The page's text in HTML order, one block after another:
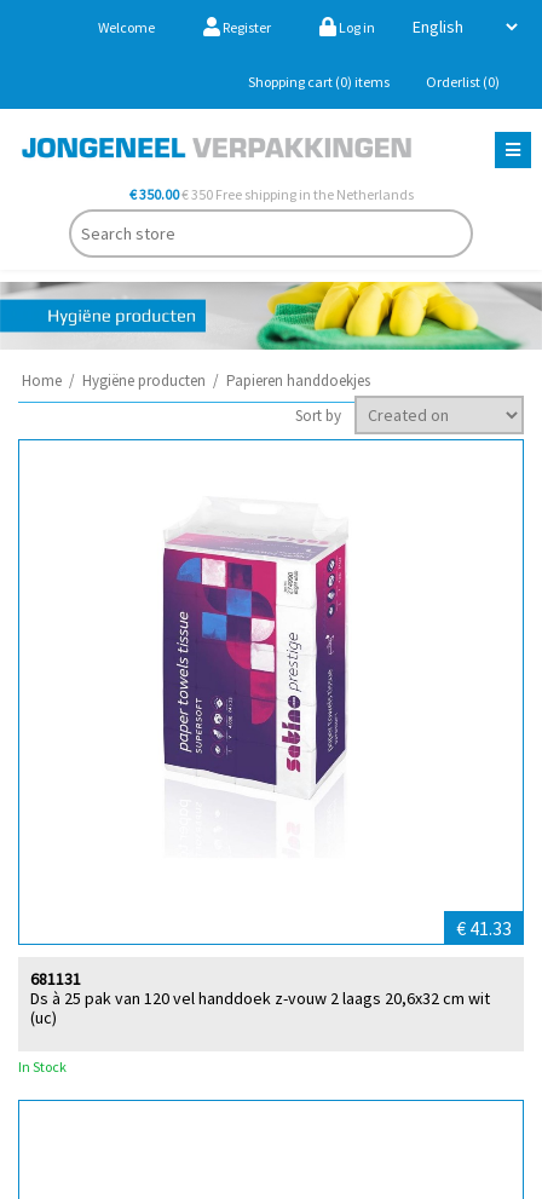
Welcome Register Log in
Shopping cart (0) items Orderlist (0)
€ 350.00€ 350 Free shipping in the Netherlands
Home / Hygiëne producten / Papieren handdoekjes
Sort by
€ 41.33
Ds à 25 pak van 120 vel handdoek z-vouw 2 laags 20,6x32 cm wit
(uc)
681131
In Stock